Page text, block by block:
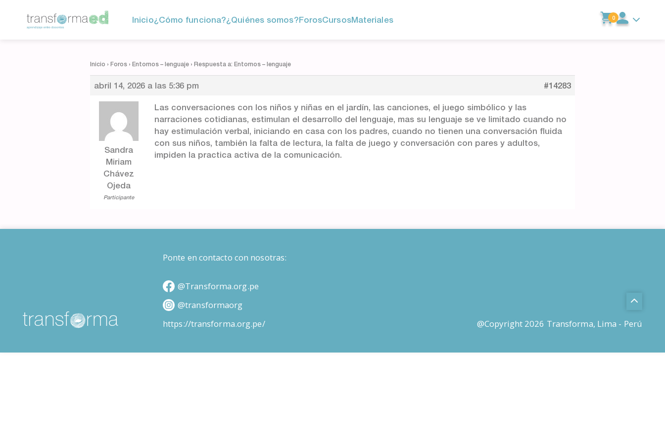
Inicio¿Cómo funciona?¿Quiénes somos?ForosCursosMateriales 0
Inicio › Foros › Entornos – lenguaje › Respuesta a: Entornos – lenguaje
abril 14, 2026 a las 5:36 pm #14283
Sandra
Miriam
Chávez
Ojeda
Participante
Las conversaciones con los niños y niñas en el jardín, las canciones, el juego simbólico y las
narraciones cotidianas, estimulan el desarrollo del lenguaje, mas su lenguaje se ve limitado cuando no
hay estimulación verbal, iniciando en casa con los padres, cuando no tienen una conversación fluida
con sus niños, también la falta de lectura, la falta de juego y conversación con pares y adultos,
impiden la practica activa de la comunicación.
Ponte en contacto con nosotras:
@Transforma.org.pe
@transformaorg
https://transforma.org.pe/
@Copyright 2026 Transforma, Lima - Perú